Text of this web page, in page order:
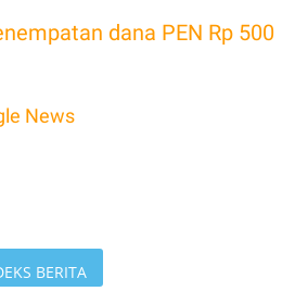
dana PEN Rp 500
News
BERITA